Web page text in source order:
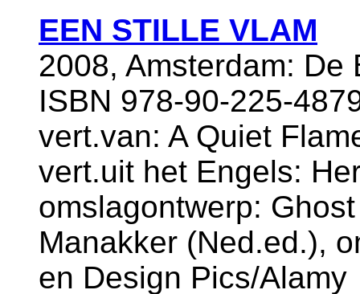
EEN STILLE VLAM
2008, Amsterdam:
ISBN 978-90-225-
vert.van: A Quiet
vert.uit het Engels:
omslagontwerp:
Manakker (Ned.ed.),
en Design Pics/Alamy